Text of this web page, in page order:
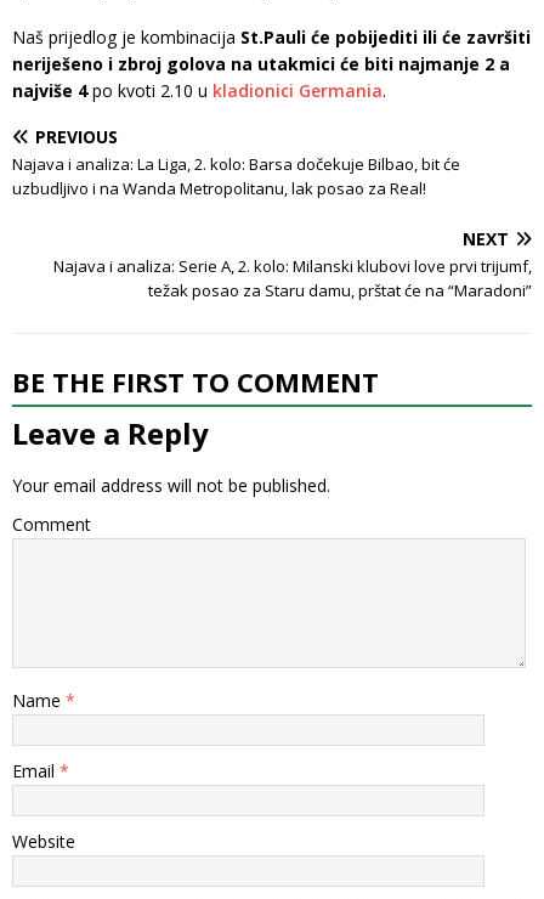
Naš prijedlog je kombinacija St.Pauli će pobijediti ili će završiti
neriješeno i zbroj golova na utakmici će biti najmanje 2 a
najviše 4po kvoti 2.10 u kladionici Germania.
PREVIOUS
Najava i analiza: La Liga, 2. kolo: Barsa dočekuje Bilbao, bit će
uzbudljivo i na Wanda Metropolitanu, lak posao za Real!
NEXT
Najava i analiza: Serie A, 2. kolo: Milanski klubovi love prvi trijumf,
težak posao za Staru damu, prštat će na “Maradoni”
BE THE FIRST TO COMMENT
Leave a Reply
Your email address will not be published.
Comment
Name *
Email *
Website